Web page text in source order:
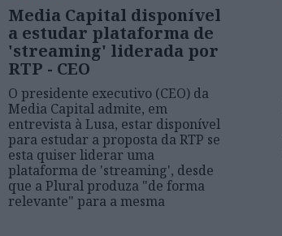
Media Capital disponível
a estudar plataforma de
'streaming' liderada por
RTP - CEO
O presidente executivo (CEO) da
Media Capital admite, em
entrevista à Lusa, estar disponível
para estudar a proposta da RTP se
esta quiser liderar uma
plataforma de 'streaming', desde
que a Plural produza "de forma
relevante" para a mesma